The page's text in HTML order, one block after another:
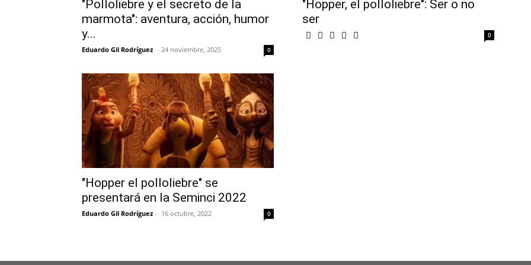
"Polloliebre y el secreto de la
marmota": aventura, acción, humor
y...
Eduardo Gil Rodríguez - 24 noviembre, 2025 0
"Hopper, el polloliebre": Ser o no
ser
0
"Hopper el polloliebre" se
presentará en la Seminci 2022
Eduardo Gil Rodríguez - 16 octubre, 2022 0